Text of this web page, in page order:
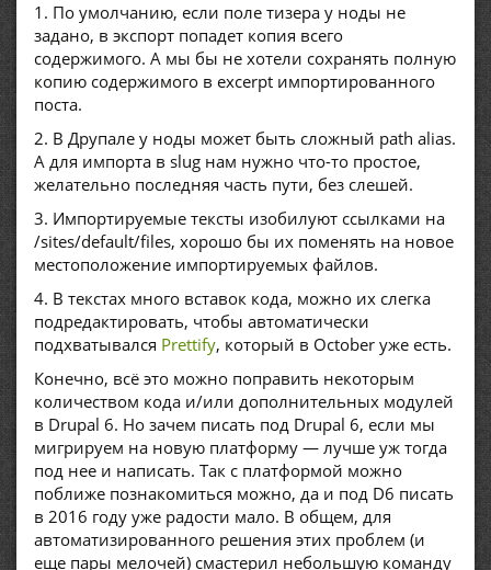
1. По умолчанию, если поле тизера у ноды не
задано, в экспорт попадет копия всего
содержимого. А мы бы не хотели сохранять полную
копию содержимого в excerpt импортированного
поста.
2. В Друпале у ноды может быть сложный path alias.
А для импорта в slug нам нужно что-то простое,
желательно последняя часть пути, без слешей.
3. Импортируемые тексты изобилуют ссылками на
/sites/default/files, хорошо бы их поменять на новое
местоположение импортируемых файлов.
4. В текстах много вставок кода, можно их слегка
подредактировать, чтобы автоматически
подхватывался Prettify, который в October уже есть.
Конечно, всё это можно поправить некоторым
количеством кода и/или дополнительных модулей
в Drupal 6. Но зачем писать под Drupal 6, если мы
мигрируем на новую платформу — лучше уж тогда
под нее и написать. Так с платформой можно
поближе познакомиться можно, да и под D6 писать
в 2016 году уже радости мало. В общем, для
автоматизированного решения этих проблем (и
еще пары мелочей) смастерил небольшую команду